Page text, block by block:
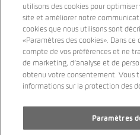
Nos marques
utilisons des cookies pour
site et améliorer notre
cookies que nous utilisons sont
«Paramètres des cookies». Dans
compte de vos préférences et ne
de marketing, d’analyse et de
obtenu votre consentement. Vous
informations sur la protection des
Paramètres